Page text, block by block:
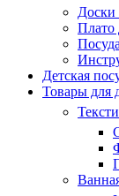
Доски
Плато
Посуда
Детская
Товары для